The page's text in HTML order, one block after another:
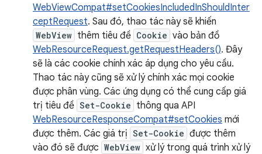
WebViewCompat#setCookiesIncludedInShouldInter
ceptRequest. Sau đó, thao tác này sẽ khiến
WebView thêm tiêu đề Cookie vào bản đồ
WebResourceRequest.getRequestHeaders(). Đây
sẽ là các cookie chính xác áp dụng cho yêu cầu.
Thao tác này cũng sẽ xử lý chính xác mọi cookie
được phân vùng. Các ứng dụng có thể cung cấp giá
trị tiêu đề Set-Cookie thông qua API
WebResourceResponseCompat#setCookies mới
được thêm. Các giá trị Set-Cookie được thêm
vào đó sẽ được WebView xử lý trong quá trình xử lý